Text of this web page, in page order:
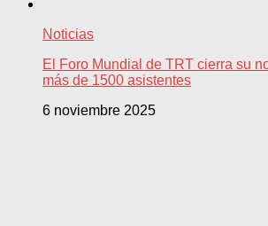
Noticias
El Foro Mundial de TRT cierra su
más de 1500 asistentes
6 noviembre 2025